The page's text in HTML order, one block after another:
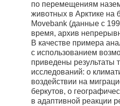
по перемещениям
животных в Арктике на
Movebank (данные с
время, архив
В качестве примера
с использованием
приведены результаты
исследований: о
воздействии на
беркутов, о
в адаптивной реакции